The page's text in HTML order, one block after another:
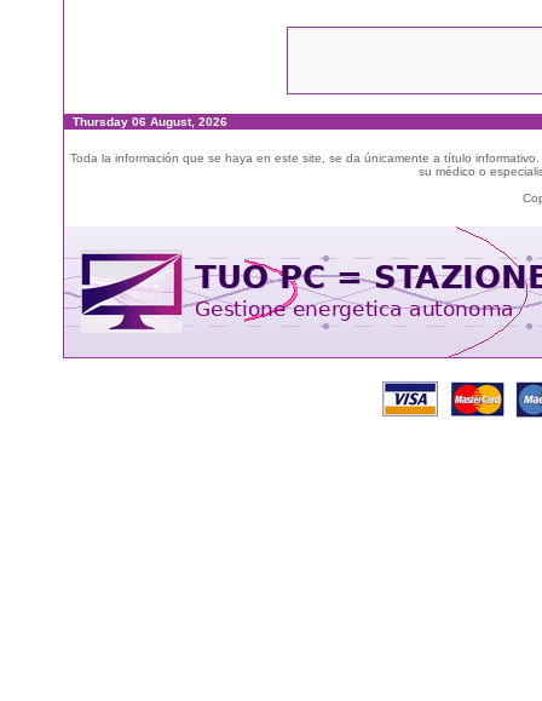
Thursday 06 August, 2026
Toda la información que se haya en este site, se da únicamente a título
su médico o